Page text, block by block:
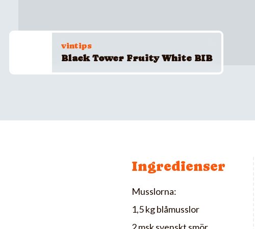
vintips
Black Tower Fruity White BIB
Ingredienser
Musslorna:
1,5 kg blåmusslor